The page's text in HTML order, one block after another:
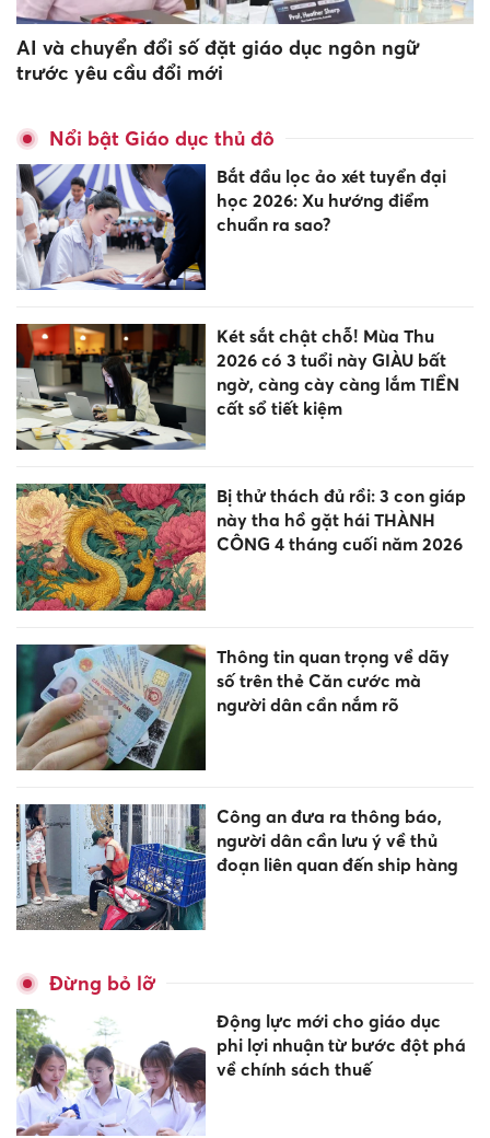
AI và chuyển đổi số đặt giáo dục ngôn ngữ
trước yêu cầu đổi mới
Nổi bật Giáo dục thủ đô
Bắt đầu lọc ảo xét tuyển đại
học 2026: Xu hướng điểm
chuẩn ra sao?
Két sắt chật chỗ! Mùa Thu
2026 có 3 tuổi này GIÀU bất
ngờ, càng cày càng lắm TIỀN
cất sổ tiết kiệm
Bị thử thách đủ rồi: 3 con giáp
này tha hồ gặt hái THÀNH
CÔNG 4 tháng cuối năm 2026
Thông tin quan trọng về dãy
số trên thẻ Căn cước mà
người dân cần nắm rõ
Công an đưa ra thông báo,
người dân cần lưu ý về thủ
đoạn liên quan đến ship hàng
Đừng bỏ lỡ
Động lực mới cho giáo dục
phi lợi nhuận từ bước đột phá
về chính sách thuế